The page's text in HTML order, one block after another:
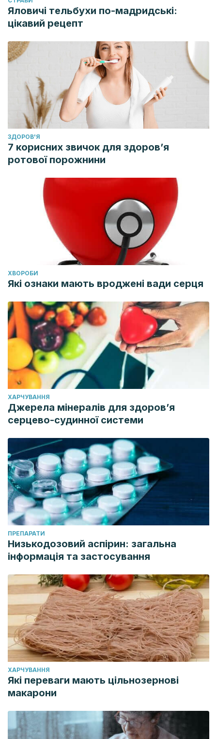
Psiquiatría Unah ,1(3), 3–7.
Яловичі тельбухи по-мадридські:
цікавий рецепт
ЗДОРОВ'Я
7 корисних звичок для здоров’я
ротової порожнини
ХВОРОБИ
Які ознаки мають вроджені вади серця
ХАРЧУВАННЯ
Джерела мінералів для здоров’я
серцево-судинної системи
ПРЕПАРАТИ
Низькодозовий аспірин: загальна
інформація та застосування
ХАРЧУВАННЯ
Які переваги мають цільнозернові
макарони